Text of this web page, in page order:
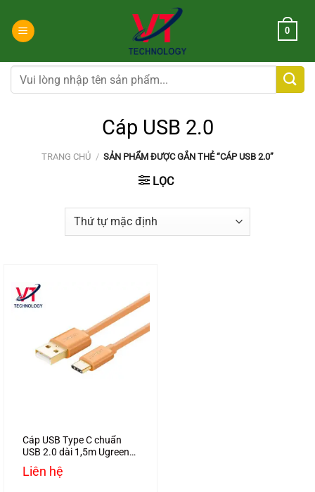
đến
dung
0
Tìm
kiếm:
Cáp USB 2.0
TRANG CHỦ / SẢN PHẨM ĐƯỢC GẮN THẺ “CÁP USB 2.0”
LỌC
Cáp USB Type C chuẩn
USB 2.0 dài 1,5m Ugreen
10668 chính hãng
Liên hệ